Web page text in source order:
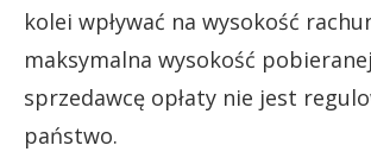
kolei wpływać na wysokość
maksymalna wysokość
sprzedawcę opłaty nie jest
państwo.